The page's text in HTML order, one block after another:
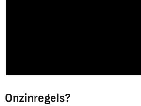
Onzinregels?